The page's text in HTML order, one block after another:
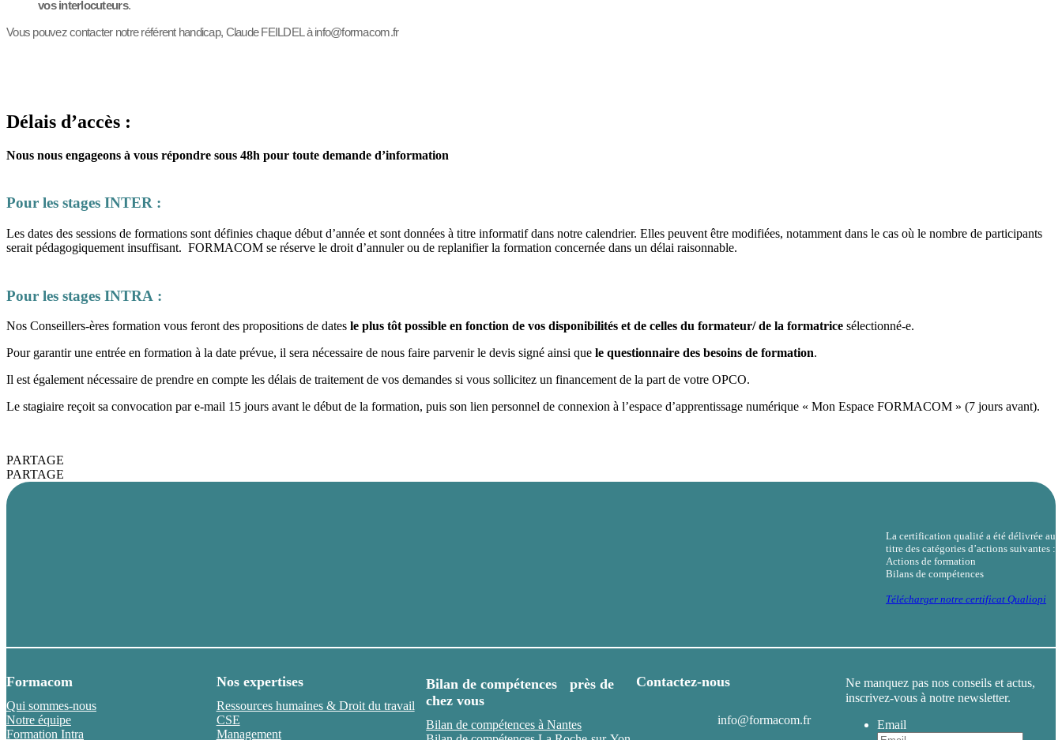
vos interlocuteurs.
Vous pouvez contacter notre référent handicap, Claude FEILDEL à info@formacom.fr
Délais d’accès :
Nous nous engageons à vous répondre sous 48h pour toute demande d’information
Pour les stages INTER :
Les dates des sessions de formations sont définies chaque début d’année et sont données à titre informatif dans notre calendrier. Elles peuvent être modifiées, notamment dans le cas où le nombre de participants
serait pédagogiquement insuffisant. FORMACOM se réserve le droit d’annuler ou de replanifier la formation concernée dans un délai raisonnable.
Pour les stages INTRA :
Nos Conseillers-ères formation vous feront des propositions de dates le plus tôt possible en fonction de vos disponibilités et de celles du formateur/ de la formatrice sélectionné-e.
Pour garantir une entrée en formation à la date prévue, il sera nécessaire de nous faire parvenir le devis signé ainsi que le questionnaire des besoins de formation.
Il est également nécessaire de prendre en compte les délais de traitement de vos demandes si vous sollicitez un financement de la part de votre OPCO.
Le stagiaire reçoit sa convocation par e-mail 15 jours avant le début de la formation, puis son lien personnel de connexion à l’espace d’apprentissage numérique « Mon Espace FORMACOM » (7 jours avant).
PARTAGE
PARTAGE
La certification qualité a été délivrée au
titre des catégories d’actions suivantes :
Actions de formation
Bilans de compétences
Télécharger notre certificat Qualiopi
Formacom
Qui sommes-nous
Notre équipe
Formation Intra
Nos expertises
Ressources humaines & Droit du travail
CSE
Management
Bilan de compétences près de
chez vous
Bilan de compétences à Nantes
Contactez-nous
info@formacom.fr
Ne manquez pas nos conseils et actus,
inscrivez-vous à notre newsletter.
Email